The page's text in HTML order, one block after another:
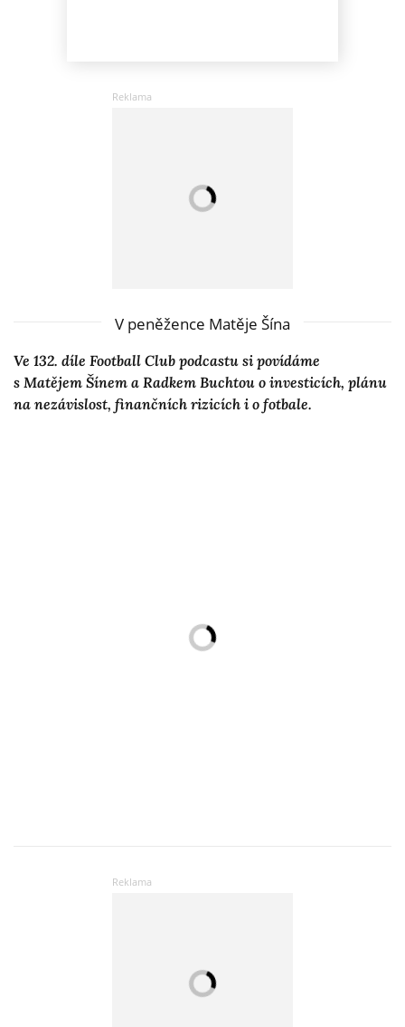
V peněžence Matěje Šína
Ve 132. díle Football Club podcastu si povídáme
s Matějem Šínem a Radkem Buchtou o investicích, plánu
na nezávislost, finančních rizicích i o fotbale.